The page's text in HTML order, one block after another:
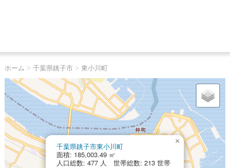
ホーム > 千葉県銚子市> 東小川町
千葉県銚子市東小川町
面積: 185,003.49 ㎡
人口総数: 477 人 世帯総数: 213 世帯
×